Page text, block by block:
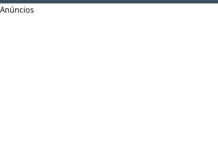
Anúncios